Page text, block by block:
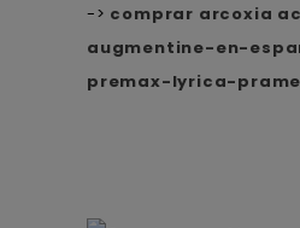
-> comprar arcoxia
augmentine-en-
premax-lyrica-